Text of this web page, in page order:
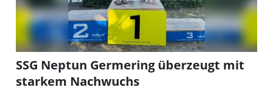
SSG Neptun Germering überzeugt mit
starkem Nachwuchs